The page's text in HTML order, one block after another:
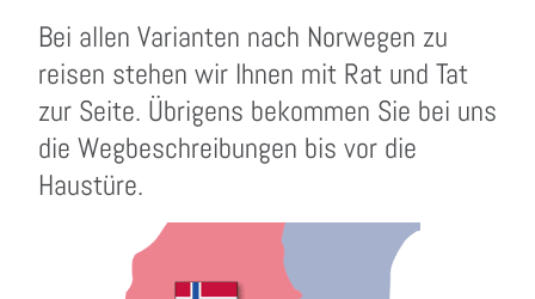
Bei allen Varianten nach Norwegen zu
reisen stehen wir Ihnen mit Rat und Tat
zur Seite. Übrigens bekommen Sie bei uns
die Wegbeschreibungen bis vor die
Haustüre.